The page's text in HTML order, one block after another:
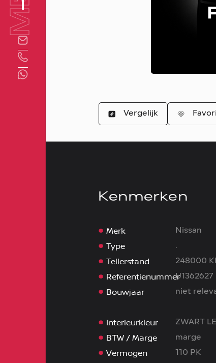
Vergelijk
Kenmerken
Merk Nissan
Type .
Tellerstand
248000
ReferentienummerU1362627
Bouwjaar niet
Interieurkleur ZWART
BTW / Marge marge
Vermogen 110 PK